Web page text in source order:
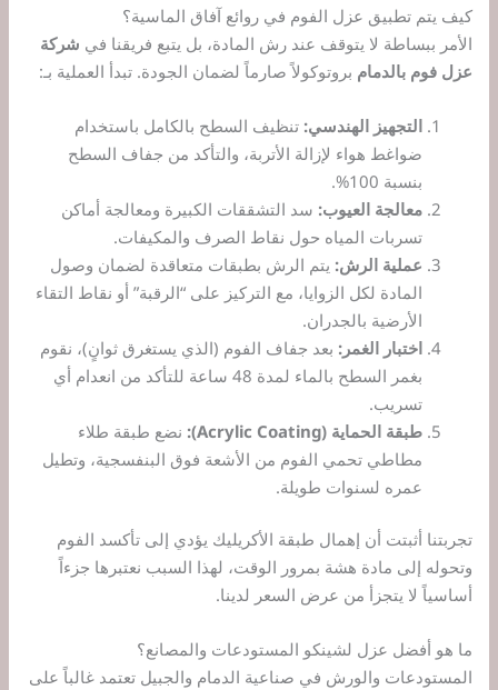
كيف يتم تطبيق عزل الفوم في روائع آفاق الماسية؟
الأمر ببساطة لا يتوقف عند رش المادة، بل يتبع فريقنا في شركة
عزل فوم بالدمام بروتوكولاً صارماً لضمان الجودة. تبدأ العملية بـ:
التجهيز الهندسي: تنظيف السطح بالكامل باستخدام
ضواغط هواء لإزالة الأتربة، والتأكد من جفاف السطح
بنسبة 100%.
معالجة العيوب: سد التشققات الكبيرة ومعالجة أماكن
تسربات المياه حول نقاط الصرف والمكيفات.
عملية الرش: يتم الرش بطبقات متعاقدة لضمان وصول
المادة لكل الزوايا، مع التركيز على “الرقبة” أو نقاط التقاء
الأرضية بالجدران.
اختبار الغمر: بعد جفاف الفوم (الذي يستغرق ثوانٍ)، نقوم
بغمر السطح بالماء لمدة 48 ساعة للتأكد من انعدام أي
تسريب.
طبقة الحماية (Acrylic Coating):
نضع طبقة طلاء
مطاطي تحمي الفوم من الأشعة فوق البنفسجية، وتطيل
عمره لسنوات طويلة.
تجربتنا أثبتت أن إهمال طبقة الأكريليك يؤدي إلى تأكسد الفوم
وتحوله إلى مادة هشة بمرور الوقت، لهذا السبب نعتبرها جزءاً
أساسياً لا يتجزأ من عرض السعر لدينا.
ما هو أفضل عزل لشينكو المستودعات والمصانع؟
المستودعات والورش في صناعية الدمام والجبيل تعتمد غالباً على